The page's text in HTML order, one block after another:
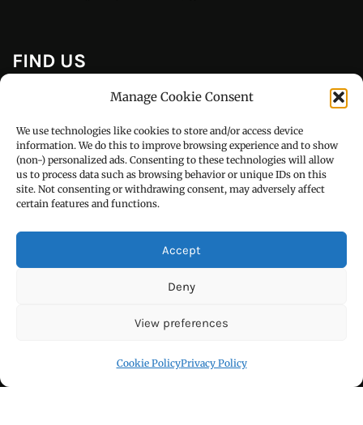
Manage Cookie Consent
We use technologies like cookies to store and/or access device
information. We do this to improve browsing experience and to show
(non-) personalized ads. Consenting to these technologies will allow
us to process data such as browsing behavior or unique IDs on this
site. Not consenting or withdrawing consent, may adversely affect
certain features and functions.
Accept
Deny
View preferences
Cookie PolicyPrivacy Policy
Call : +91-94172-62777
Email : udaydarpannews@gmail.com
Click to accept marketing cookies and